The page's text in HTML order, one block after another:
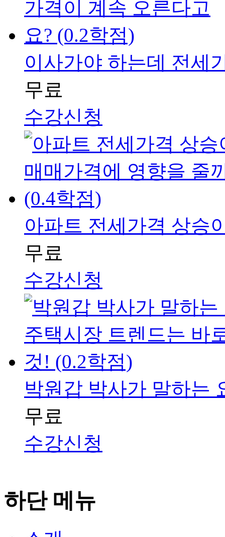
이사가야 하는데 전세
무료
수강신청
아파트 전세가격 상승
무료
수강신청
박원갑 박사가 말하는
무료
수강신청
하단 메뉴